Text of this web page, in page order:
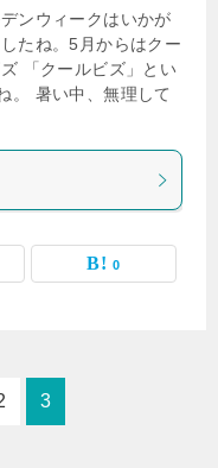
ンウィークはいかが
たね。5月からはクー
「クールビズ」とい
。 暑い中、無理して
0
3